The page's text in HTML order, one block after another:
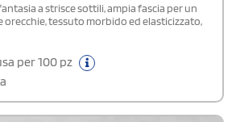
a strisce sottili, ampia fascia per un
tessuto morbido ed elasticizzato,
per 100 pz